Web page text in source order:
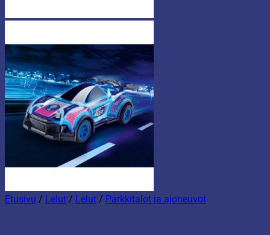
Etusivu / Lelut / Lelut / Parkkitalot ja ajoneuvot